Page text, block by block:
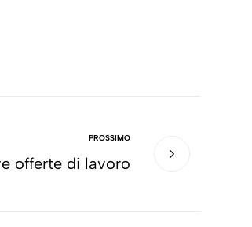
PROSSIMO
offerte di lavoro